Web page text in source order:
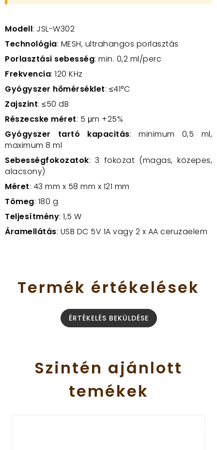
Modell: JSL-W302
Technológia: MESH, ultrahangos porlasztás
Porlasztási sebesség: min. 0,2 ml/perc
Frekvencia: 120 KHz
Gyógyszer hőmérséklet: ≤41°C
Zajszint: ≤50 dB
Részecske méret: 5 μm +25%
Gyógyszer tartó kapacitás: minimum 0,5 ml,
maximum 8 ml
Sebességfokozatok: 3 fokozat (magas, közepes,
alacsony)
Méret: 43 mm x 58 mm x 121 mm
Tömeg: 180 g
Teljesítmény: 1,5 W
Áramellátás: USB DC 5V 1A vagy 2 x AA ceruzaelem
Termék értékelések
ÉRTÉKELÉS BEKÜLDÉSE
Szintén ajánlott
temékek